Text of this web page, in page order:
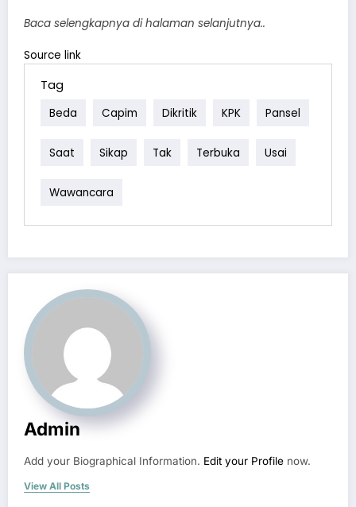
Baca selengkapnya di halaman selanjutnya..
Source link
Tag
Beda Capim Dikritik KPK Pansel
Saat Sikap Tak Terbuka Usai
Wawancara
Admin
Add your Biographical Information. Edit your Profile now.
View All Posts